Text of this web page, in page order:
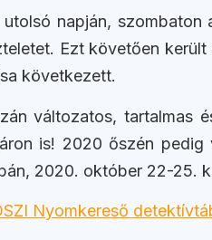
napján, szombaton
Ezt követően
következett.
változatos, tartalmas
is! 2020 őszén pedig
2020. október 22-25.